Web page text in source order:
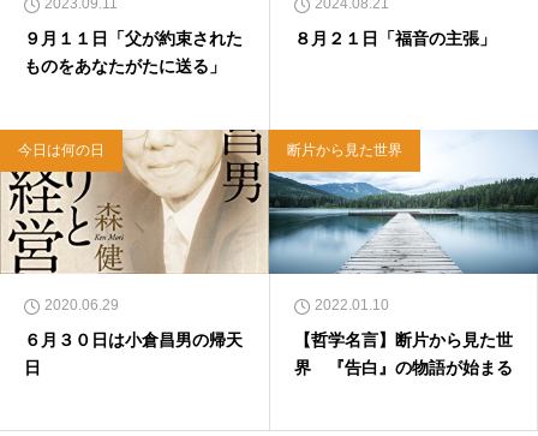
2023.09.11
９月１１日「父が約束された
ものをあなたがたに送る」
2024.08.21
８月２１日「福音の主張」
今日は何の日
2020.06.29
６月３０日は小倉昌男の帰天
日
断片から見た世界
2022.01.10
【哲学名言】断片から見た世
界 『告白』の物語が始まる